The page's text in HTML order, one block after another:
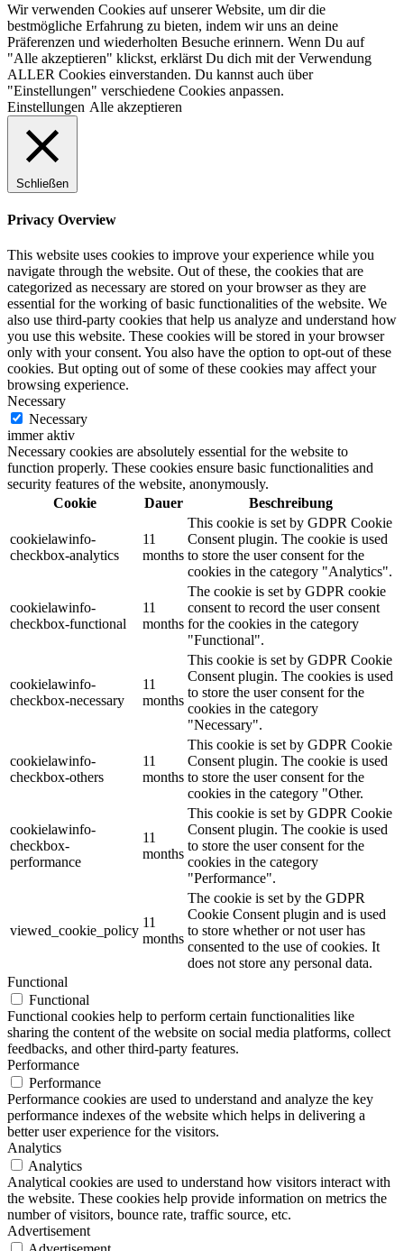
Wir verwenden Cookies auf unserer Website, um dir die
bestmögliche Erfahrung zu bieten, indem wir uns an deine
Präferenzen und wiederholten Besuche erinnern. Wenn Du auf
"Alle akzeptieren" klickst, erklärst Du dich mit der Verwendung
ALLER Cookies einverstanden. Du kannst auch über
"Einstellungen" verschiedene Cookies anpassen.
Einstellungen Alle akzeptieren
Schließen
Privacy Overview
This website uses cookies to improve your experience while you
navigate through the website. Out of these, the cookies that are
categorized as necessary are stored on your browser as they are
essential for the working of basic functionalities of the website. We
also use third-party cookies that help us analyze and understand how
you use this website. These cookies will be stored in your browser
only with your consent. You also have the option to opt-out of these
cookies. But opting out of some of these cookies may affect your
browsing experience.
Necessary
Necessary
immer aktiv
Necessary cookies are absolutely essential for the website to
function properly. These cookies ensure basic functionalities and
security features of the website, anonymously.
Cookie
Dauer Beschreibung
cookielawinfo-
checkbox-analytics
11
months
This cookie is set by GDPR Cookie
Consent plugin. The cookie is used
to store the user consent for the
cookies in the category "Analytics".
cookielawinfo-
checkbox-functional
11
months
The cookie is set by GDPR cookie
consent to record the user consent
for the cookies in the category
"Functional".
cookielawinfo-
checkbox-necessary
11
months
This cookie is set by GDPR Cookie
Consent plugin. The cookies is used
to store the user consent for the
cookies in the category
"Necessary".
cookielawinfo-
checkbox-others
11
months
This cookie is set by GDPR Cookie
Consent plugin. The cookie is used
to store the user consent for the
cookies in the category "Other.
cookielawinfo-
checkbox-
performance
11
months
This cookie is set by GDPR Cookie
Consent plugin. The cookie is used
to store the user consent for the
cookies in the category
"Performance".
viewed_cookie_policy
11
months
The cookie is set by the GDPR
Cookie Consent plugin and is used
to store whether or not user has
consented to the use of cookies. It
does not store any personal data.
Functional
Functional
Functional cookies help to perform certain functionalities like
sharing the content of the website on social media platforms, collect
feedbacks, and other third-party features.
Performance
Performance
Performance cookies are used to understand and analyze the key
performance indexes of the website which helps in delivering a
better user experience for the visitors.
Analytics
Analytics
Analytical cookies are used to understand how visitors interact with
the website. These cookies help provide information on metrics the
number of visitors, bounce rate, traffic source, etc.
Advertisement